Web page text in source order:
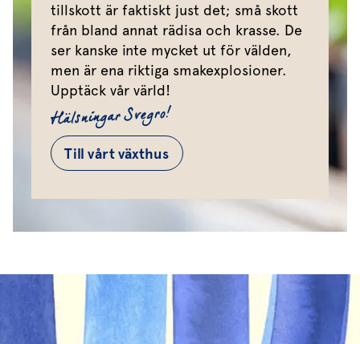
tillskott är faktiskt just det; små skott
från bland annat rädisa och krasse. De
ser kanske inte mycket ut för välden,
men är ena riktiga smakexplosioner.
Upptäck vår värld!
Hälsningar Svegro!
Till vårt växthus